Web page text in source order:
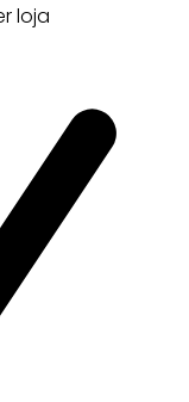
loja